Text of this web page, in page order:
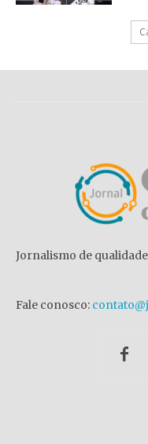
Jornalismo de
Fale conosco: